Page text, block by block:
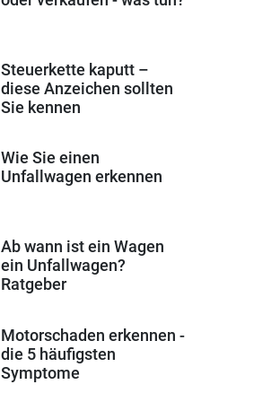
Steuerkette kaputt –
diese Anzeichen sollten
Sie kennen
Wie Sie einen
Unfallwagen erkennen
Ab wann ist ein Wagen
ein Unfallwagen?
Ratgeber
Motorschaden erkennen -
die 5 häufigsten
Symptome